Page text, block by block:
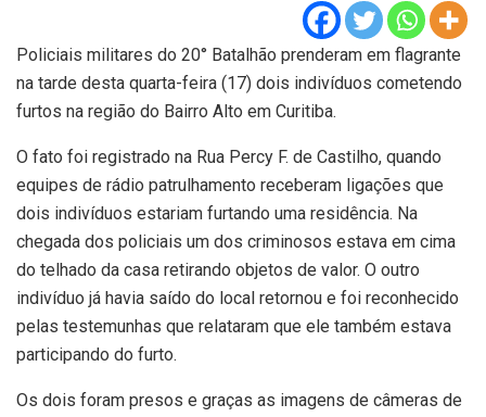
Policiais militares do 20° Batalhão prenderam em flagrante
na tarde desta quarta-feira (17) dois indivíduos cometendo
furtos na região do Bairro Alto em Curitiba.
O fato foi registrado na Rua Percy F. de Castilho, quando
equipes de rádio patrulhamento receberam ligações que
dois indivíduos estariam furtando uma residência. Na
chegada dos policiais um dos criminosos estava em cima
do telhado da casa retirando objetos de valor. O outro
indivíduo já havia saído do local retornou e foi reconhecido
pelas testemunhas que relataram que ele também estava
participando do furto.
Os dois foram presos e graças as imagens de câmeras de